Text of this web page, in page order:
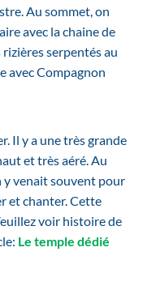
Au sommet, on
avec la chaine de
serpentés au
avec Compagnon
Il y a une très grande
et très aéré. Au
y venait souvent pour
et chanter. Cette
voir histoire de
Le temple dédié